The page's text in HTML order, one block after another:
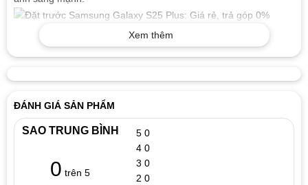
Thiết bị được trang bị vi xử lý Snapdragon 8 Elite tiến trình 3nm,
512GB, đảm bảo hiệu suất mạnh mẽ và khả năng xử lý mượt
giao diện One UI 7, mang lại trải nghiệm người dùng thân thiện
và hiện đại.
Xem thêm
ĐÁNH GIÁ SẢN PHẨM
SAO TRUNG BÌNH
0 trên 5
50
40
30
20